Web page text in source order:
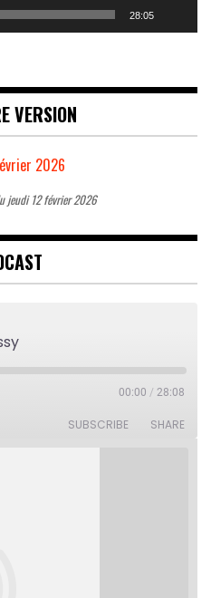
28:05
VERSION
jeudi 12 février 2026
00:00 / 28:08
SUBSCRIBE SHARE